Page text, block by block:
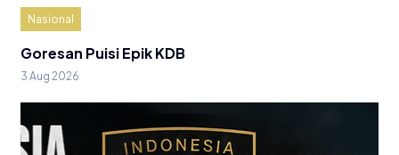
Nasional
Goresan Puisi Epik KDB
3 Aug 2026